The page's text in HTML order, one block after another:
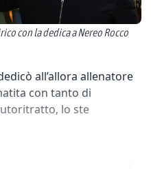
con la dedica a Nereo Rocco
all’allora allenatore
con tanto di
lo ste